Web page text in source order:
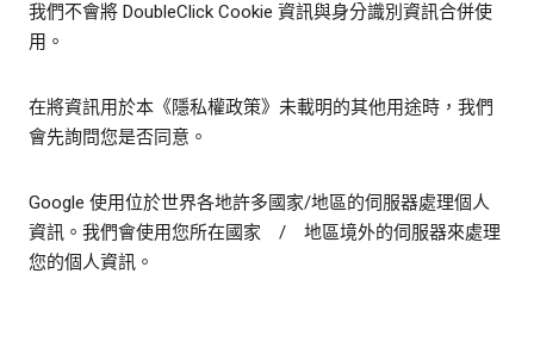
我們不會將 DoubleClick Cookie 資訊與身分識別資訊合併使
用。
在將資訊用於本《隱私權政策》未載明的其他用途時，我們
會先詢問您是否同意。
Google 使用位於世界各地許多國家/地區的伺服器處理個人
資訊。我們會使用您所在國家 / 地區境外的伺服器來處理
您的個人資訊。